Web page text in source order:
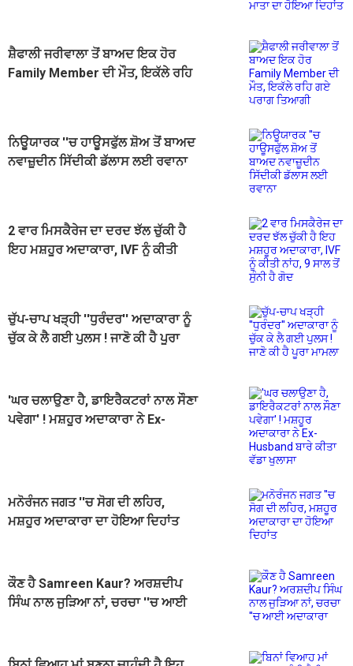
ਸ਼ੈਫਾਲੀ ਜਰੀਵਾਲਾ ਤੋਂ ਬਾਅਦ ਇਕ ਹੋਰ
Family Member ਦੀ ਮੌਤ, ਇਕੱਲੇ ਰਹਿ
ਨਿਊਯਾਰਕ ''ਚ ਹਾਊਸਫੁੱਲ ਸ਼ੋਅ ਤੋਂ ਬਾਅਦ
ਨਵਾਜ਼ੂਦੀਨ ਸਿੱਦੀਕੀ ਡੱਲਾਸ ਲਈ ਰਵਾਨਾ
2 ਵਾਰ ਮਿਸਕੈਰੇਜ ਦਾ ਦਰਦ ਝੱਲ ਚੁੱਕੀ ਹੈ
ਇਹ ਮਸ਼ਹੂਰ ਅਦਾਕਾਰਾ, IVF ਨੂੰ ਕੀਤੀ
ਚੁੱਪ-ਚਾਪ ਖੜ੍ਹੀ ''ਧੁਰੰਦਰ'' ਅਦਾਕਾਰਾ ਨੂੰ
ਚੁੱਕ ਕੇ ਲੈ ਗਈ ਪੁਲਸ ! ਜਾਣੋ ਕੀ ਹੈ ਪੂਰਾ
'ਘਰ ਚਲਾਉਣਾ ਹੈ, ਡਾਇਰੈਕਟਰਾਂ ਨਾਲ ਸੌਣਾ
ਪਵੇਗਾ' ! ਮਸ਼ਹੂਰ ਅਦਾਕਾਰਾ ਨੇ Ex-
ਮਨੋਰੰਜਨ ਜਗਤ ''ਚ ਸੋਗ ਦੀ ਲਹਿਰ,
ਮਸ਼ਹੂਰ ਅਦਾਕਾਰਾ ਦਾ ਹੋਇਆ ਦਿਹਾਂਤ
ਕੌਣ ਹੈ Samreen Kaur? ਅਰਸ਼ਦੀਪ
ਸਿੰਘ ਨਾਲ ਜੁੜਿਆ ਨਾਂ, ਚਰਚਾ ''ਚ ਆਈ